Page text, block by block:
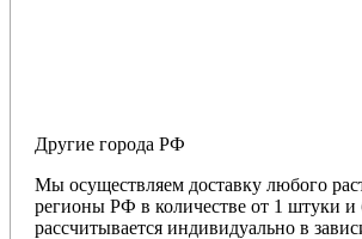
Другие города РФ
Мы осуществляем доставку любого
регионы РФ в количестве от 1 штуки и
рассчитывается индивидуально в